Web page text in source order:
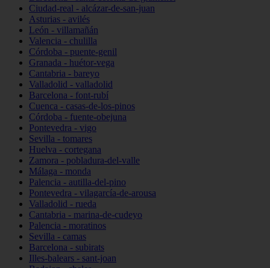
Ciudad-real - alcázar-de-san-juan
Asturias - avilés
León - villamañán
Valencia - chulilla
Córdoba - puente-genil
Granada - huétor-vega
Cantabria - bareyo
Valladolid - valladolid
Barcelona - font-rubí
Cuenca - casas-de-los-pinos
Córdoba - fuente-obejuna
Pontevedra - vigo
Sevilla - tomares
Huelva - cortegana
Zamora - pobladura-del-valle
Málaga - monda
Palencia - autilla-del-pino
Pontevedra - vilagarcía-de-arousa
Valladolid - rueda
Cantabria - marina-de-cudeyo
Palencia - moratinos
Sevilla - camas
Barcelona - subirats
Illes-balears - sant-joan